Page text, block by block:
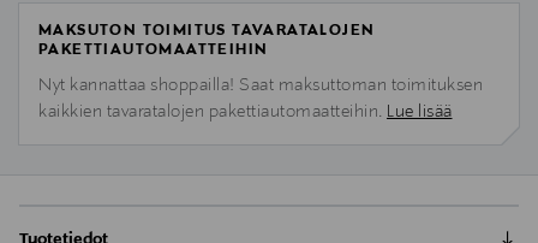
MAKSUTON TOIMITUS TAVARATALOJEN
PAKETTIAUTOMAATTEIHIN
Nyt kannattaa shoppailla! Saat maksuttoman toimituksen
kaikkien tavaratalojen pakettiautomaatteihin. Lue lisää